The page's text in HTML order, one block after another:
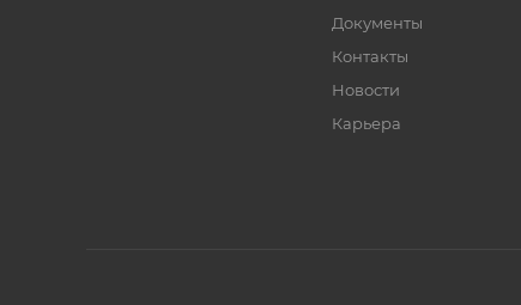
Документы
Контакты
Новости
Карьера